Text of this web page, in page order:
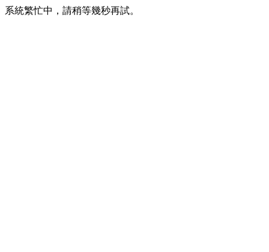
系統繁忙中，請稍等幾秒再試。